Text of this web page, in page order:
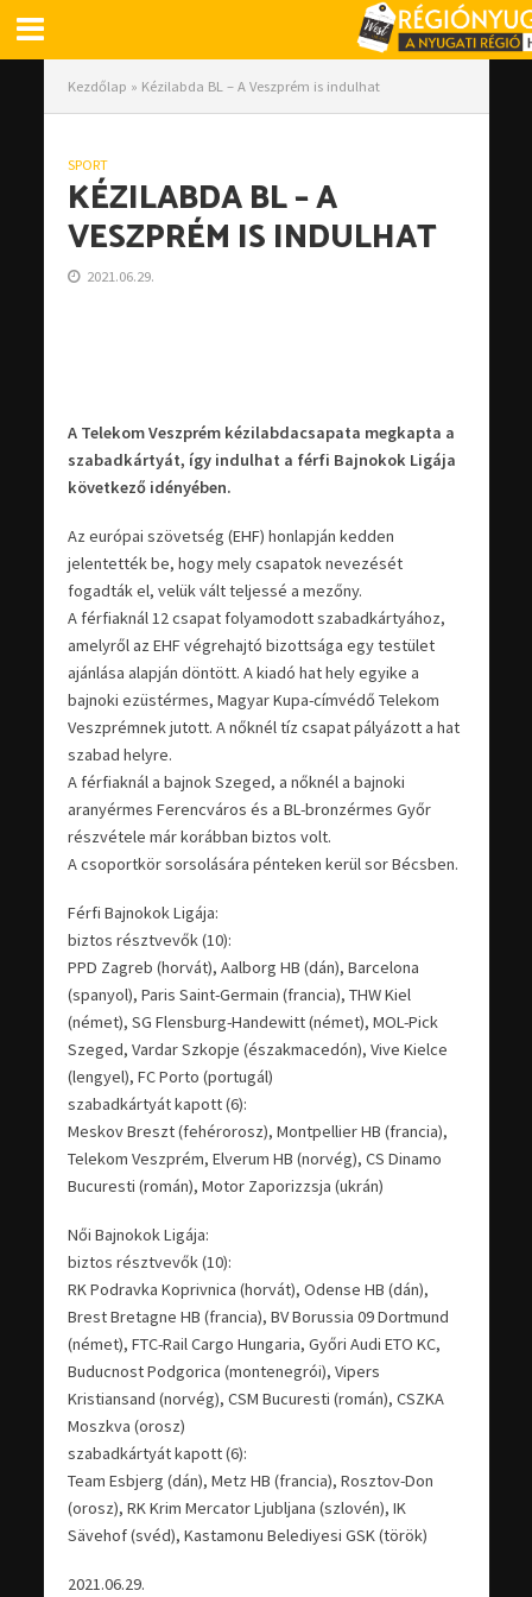
Kezdőlap » Kézilabda BL – A Veszprém is indulhat
SPORT
KÉZILABDA BL – A
VESZPRÉM IS INDULHAT
2021.06.29.
A Telekom Veszprém kézilabdacsapata megkapta a
szabadkártyát, így indulhat a férfi Bajnokok Ligája
következő idényében.
Az európai szövetség (EHF) honlapján kedden
jelentették be, hogy mely csapatok nevezését
fogadták el, velük vált teljessé a mezőny.
A férfiaknál 12 csapat folyamodott szabadkártyához,
amelyről az EHF végrehajtó bizottsága egy testület
ajánlása alapján döntött. A kiadó hat hely egyike a
bajnoki ezüstérmes, Magyar Kupa-címvédő Telekom
Veszprémnek jutott. A nőknél tíz csapat pályázott a hat
szabad helyre.
A férfiaknál a bajnok Szeged, a nőknél a bajnoki
aranyérmes Ferencváros és a BL-bronzérmes Győr
részvétele már korábban biztos volt.
A csoportkör sorsolására pénteken kerül sor Bécsben.
Férfi Bajnokok Ligája:
biztos résztvevők (10):
PPD Zagreb (horvát), Aalborg HB (dán), Barcelona
(spanyol), Paris Saint-Germain (francia), THW Kiel
(német), SG Flensburg-Handewitt (német), MOL-Pick
Szeged, Vardar Szkopje (északmacedón), Vive Kielce
(lengyel), FC Porto (portugál)
szabadkártyát kapott (6):
Meskov Breszt (fehérorosz), Montpellier HB (francia),
Telekom Veszprém, Elverum HB (norvég), CS Dinamo
Bucuresti (román), Motor Zaporizzsja (ukrán)
Női Bajnokok Ligája:
biztos résztvevők (10):
RK Podravka Koprivnica (horvát), Odense HB (dán),
Brest Bretagne HB (francia), BV Borussia 09 Dortmund
(német), FTC-Rail Cargo Hungaria, Győri Audi ETO KC,
Buducnost Podgorica (montenegrói), Vipers
Kristiansand (norvég), CSM Bucuresti (román), CSZKA
Moszkva (orosz)
szabadkártyát kapott (6):
Team Esbjerg (dán), Metz HB (francia), Rosztov-Don
(orosz), RK Krim Mercator Ljubljana (szlovén), IK
Sävehof (svéd), Kastamonu Belediyesi GSK (török)
2021.06.29.